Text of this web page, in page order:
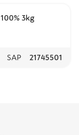
3kg
SAP 21745501